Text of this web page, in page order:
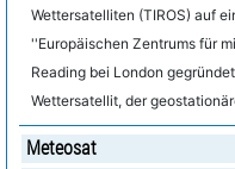
Wettersatelliten (TIROS) auf
''Europäischen Zentrums für
Reading bei London
Wettersatellit, der
Meteosat